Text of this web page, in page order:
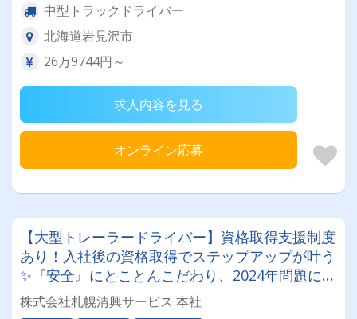
中型トラックドライバー
北海道岩見沢市
26万9744円～
求人内容を見る
オンライン応募
【大型トレーラードライバー】資格取得支援制度
あり！入社後の資格取得でステップアップが叶う
✨『安全』にとことんこだわり、2024年問題にも
徹底対応しています。
株式会社札幌清興サービス 本社